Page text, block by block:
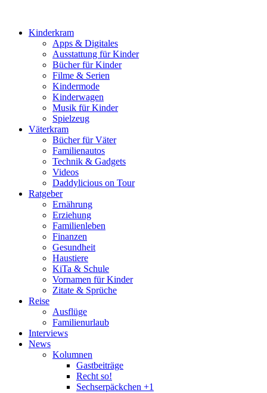
Kinderkram
Apps & Digitales
Ausstattung für Kinder
Bücher für Kinder
Filme & Serien
Kindermode
Kinderwagen
Musik für Kinder
Spielzeug
Väterkram
Bücher für Väter
Familienautos
Technik & Gadgets
Videos
Daddylicious on Tour
Ratgeber
Ernährung
Erziehung
Familienleben
Finanzen
Gesundheit
Haustiere
KiTa & Schule
Vornamen für Kinder
Zitate & Sprüche
Reise
Ausflüge
Familienurlaub
Interviews
News
Kolumnen
Gastbeiträge
Recht so!
Sechserpäckchen +1